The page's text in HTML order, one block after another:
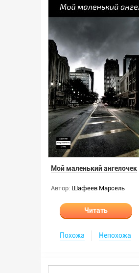
Мой маленький ангелочек
Автор: Шафеев Марсель
Читать
Похожа Непохожа